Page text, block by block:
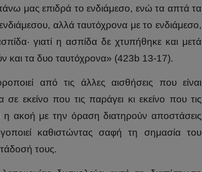
μας επιδρά το ενδιάμεσο, ενώ τα απτά τα
αλλά ταυτόχρονα με το ενδιάμεσο,
γιατί η ασπίδα δε χτυπήθηκε και μετά
και τα δυο ταυτόχρονα» (423b 13-17).
από τις άλλες αισθήσεις που είναι
εκείνο που τις παράγει κι εκείνο που τις
ακοή με την όραση διατηρούν αποστάσεις
καθιστώντας σαφή τη σημασία του
τους.